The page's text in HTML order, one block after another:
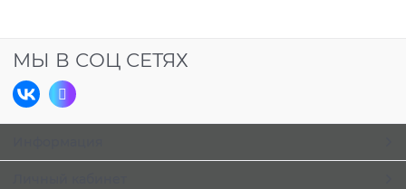
МЫ В СОЦ СЕТЯХ